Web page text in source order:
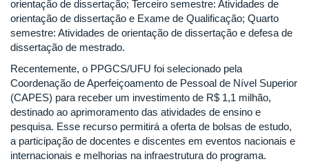
orientação de dissertação; Terceiro semestre: Atividades de
orientação de dissertação e Exame de Qualificação; Quarto
semestre: Atividades de orientação de dissertação e defesa de
dissertação de mestrado.
Recentemente, o PPGCS/UFU foi selecionado pela
Coordenação de Aperfeiçoamento de Pessoal de Nível Superior
(CAPES) para receber um investimento de R$ 1,1 milhão,
destinado ao aprimoramento das atividades de ensino e
pesquisa. Esse recurso permitirá a oferta de bolsas de estudo,
a participação de docentes e discentes em eventos nacionais e
internacionais e melhorias na infraestrutura do programa.